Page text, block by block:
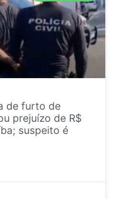
de furto de
prejuízo de R$
suspeito é